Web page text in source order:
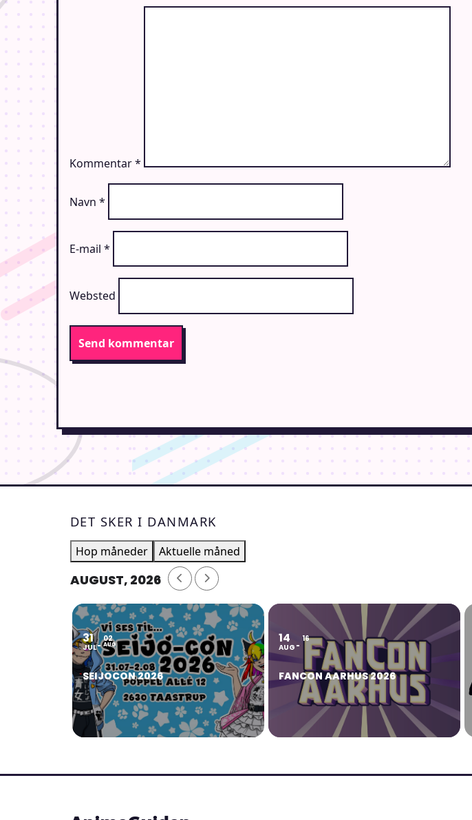
Kommentar*
Navn *
E-mail *
Websted
DET SKER I DANMARK
Hop måneder Aktuelle måned
AUGUST, 2026
31
JUL
02
AUG
SEIJOCON 2026
14
AUG
16
FANCON AARHUS 2026